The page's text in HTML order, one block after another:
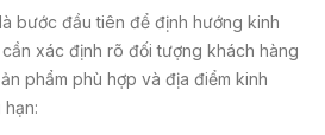
bước đầu tiên để định hướng kinh
xác định rõ đối tượng khách hàng
phẩm phù hợp và địa điểm kinh